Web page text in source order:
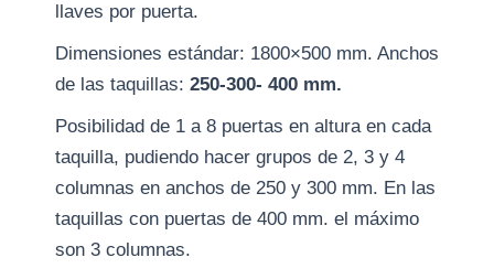
llaves por puerta.
Dimensiones estándar: 1800×500 mm. Anchos
de las taquillas: 250-300- 400 mm.
Posibilidad de 1 a 8 puertas en altura en cada
taquilla, pudiendo hacer grupos de 2, 3 y 4
columnas en anchos de 250 y 300 mm. En las
taquillas con puertas de 400 mm. el máximo
son 3 columnas.